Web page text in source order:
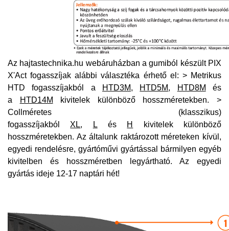
Az hajtastechnika.hu webáruházban a gumiból készült PIX
X'Act fogasszíjak alábbi választéka érhető el: > Metrikus
HTD fogasszíjakból a
HTD3M, HTD5M, HTD8M és
a
HTD14M kivitelek különböző hosszméretekben. >
Collméretes (klasszikus)
fogasszíjakból XL, L és H
kivitelek különböző
hosszméretekben. Az általunk raktározott méreteken kívül,
egyedi rendelésre, gyártóművi gyártással bármilyen egyéb
kivitelben és hosszméretben legyártható. Az egyedi
gyártás ideje 12-17 naptári hét!